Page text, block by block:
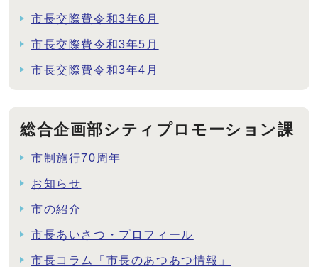
市長交際費令和3年6月
市長交際費令和3年5月
市長交際費令和3年4月
総合企画部シティプロモーション課
市制施行70周年
お知らせ
市の紹介
市長あいさつ・プロフィール
市長コラム「市長のあつあつ情報」